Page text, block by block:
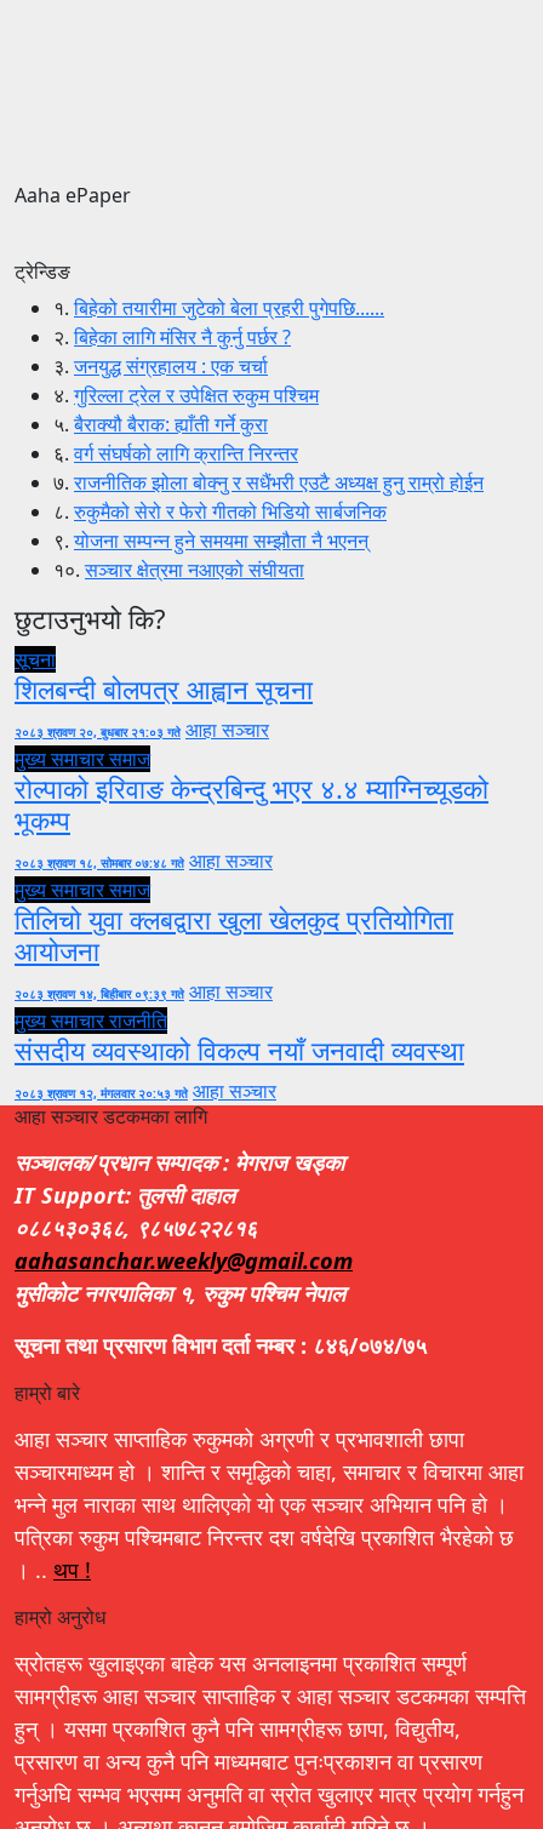
Aaha ePaper
ट्रेन्डिङ
१.बिहेको तयारीमा जुटेको बेला प्रहरी पुगेपछि......
२.बिहेका लागि मंसिर नै कुर्नु पर्छर ?
३.जनयुद्ध संग्रहालय : एक चर्चा
४.गुरिल्ला ट्रेल र उपेक्षित रुकुम पश्चिम
५.बैराक्यौ बैराक: ह्याँती गर्ने कुरा
६.वर्ग संघर्षको लागि क्रान्ति निरन्तर
७.राजनीतिक झोला बोक्नु र सधैंभरी एउटै अध्यक्ष हुनु राम्रो होईन
८.रुकुमैको सेरो र फेरो गीतको भिडियो सार्बजनिक
९.योजना सम्पन्न हुने समयमा सम्झौता नै भएनन्
१०.सञ्चार क्षेत्रमा नआएको संघीयता
छुटाउनुभयो कि?
सूचना
शिलबन्दी बोलपत्र आह्वान सूचना
२०८३ श्रावण २०, बुधबार २१:०३ गते आहा सञ्चार
मुख्य समाचारसमाज
रोल्पाको इरिवाङ केन्द्रबिन्दु भएर ४.४ म्याग्निच्यूडको
भूकम्प
२०८३ श्रावण १८, सोमबार ०७:४८ गते आहा सञ्चार
मुख्य समाचारसमाज
तिलिचो युवा क्लबद्वारा खुला खेलकुद प्रतियोगिता
आयोजना
२०८३ श्रावण १४, बिहीबार ०९:३९ गते आहा सञ्चार
मुख्य समाचारराजनीति
संसदीय व्यवस्थाको विकल्प नयाँ जनवादी व्यवस्था
२०८३ श्रावण १२, मंगलवार २०:५३ गते आहा सञ्चार
आहा सञ्चार डटकमका लागि
सञ्चालक/प्रधान सम्पादक : मेगराज खड्का
IT Support: तुलसी दाहाल
०८८५३०३६८, ९८५७८२२८१६
aahasanchar.weekly@gmail.com
मुसीकोट नगरपालिका १, रुकुम पश्चिम नेपाल
सूचना तथा प्रसारण विभाग दर्ता नम्बर : ८४६/०७४/७५
हाम्रो बारे
आहा सञ्चार साप्ताहिक रुकुमको अग्रणी र प्रभावशाली छापा
सञ्चारमाध्यम हो । शान्ति र समृद्धिको चाहा, समाचार र विचारमा आहा
भन्ने मुल नाराका साथ थालिएको यो एक सञ्चार अभियान पनि हो ।
पत्रिका रुकुम पश्चिमबाट निरन्तर दश वर्षदेखि प्रकाशित भैरहेको छ
। .. थप !
हाम्रो अनुरोध
स्रोतहरू खुलाइएका बाहेक यस अनलाइनमा प्रकाशित सम्पूर्ण
सामग्रीहरू आहा सञ्चार साप्ताहिक र आहा सञ्चार डटकमका सम्पत्ति
हुन् । यसमा प्रकाशित कुनै पनि सामग्रीहरू छापा, विद्युतीय,
प्रसारण वा अन्य कुनै पनि माध्यमबाट पुनःप्रकाशन वा प्रसारण
गर्नुअघि सम्भव भएसम्म अनुमति वा स्रोत खुलाएर मात्र प्रयोग गर्नहुन